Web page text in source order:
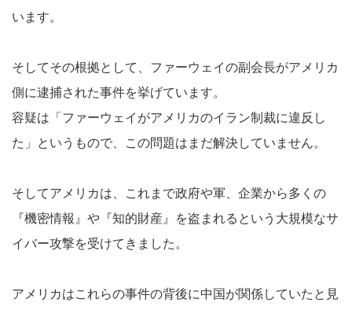
います。
そしてその根拠として、ファーウェイの副会長がアメリカ
側に逮捕された事件を挙げています。
容疑は「ファーウェイがアメリカのイラン制裁に違反し
た」というもので、この問題はまだ解決していません。
そしてアメリカは、これまで政府や軍、企業から多くの
『機密情報』や『知的財産』を盗まれるという大規模なサ
イバー攻撃を受けてきました。
アメリカはこれらの事件の背後に中国が関係していたと見